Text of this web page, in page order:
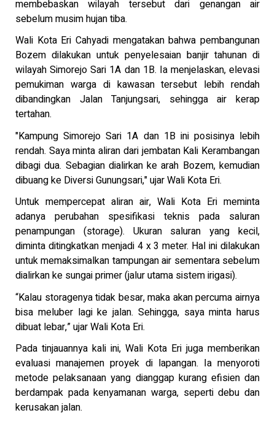
membebaskan wilayah tersebut dari genangan air
sebelum musim hujan tiba.
Wali Kota Eri Cahyadi mengatakan bahwa pembangunan
Bozem dilakukan untuk penyelesaian banjir tahunan di
wilayah Simorejo Sari 1A dan 1B. Ia menjelaskan, elevasi
pemukiman warga di kawasan tersebut lebih rendah
dibandingkan Jalan Tanjungsari, sehingga air kerap
tertahan.
"Kampung Simorejo Sari 1A dan 1B ini posisinya lebih
rendah. Saya minta aliran dari jembatan Kali Kerambangan
dibagi dua. Sebagian dialirkan ke arah Bozem, kemudian
dibuang ke Diversi Gunungsari," ujar Wali Kota Eri.
Untuk mempercepat aliran air, Wali Kota Eri meminta
adanya perubahan spesifikasi teknis pada saluran
penampungan (storage). Ukuran saluran yang kecil,
diminta ditingkatkan menjadi 4 x 3 meter. Hal ini dilakukan
untuk memaksimalkan tampungan air sementara sebelum
dialirkan ke sungai primer (jalur utama sistem irigasi).
“Kalau storagenya tidak besar, maka akan percuma airnya
bisa meluber lagi ke jalan. Sehingga, saya minta harus
dibuat lebar,” ujar Wali Kota Eri.
Pada tinjauannya kali ini, Wali Kota Eri juga memberikan
evaluasi manajemen proyek di lapangan. Ia menyoroti
metode pelaksanaan yang dianggap kurang efisien dan
berdampak pada kenyamanan warga, seperti debu dan
kerusakan jalan.